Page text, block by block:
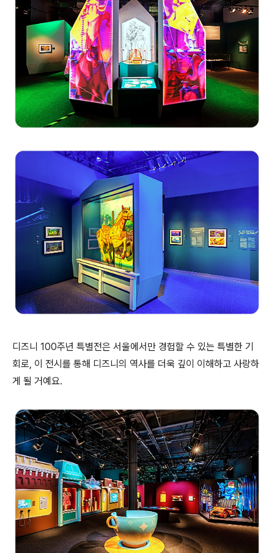
디즈니 100주년 특별전은 서울에서만 경험할 수 있는 특별한 기
회로, 이 전시를 통해 디즈니의 역사를 더욱 깊이 이해하고 사랑하
게 될 거예요.